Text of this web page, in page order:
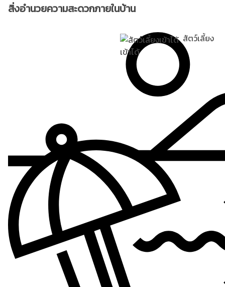
สิ่งอำนวยความสะดวกภายในบ้าน
สัตว์เลี้ยง
เข้าได้